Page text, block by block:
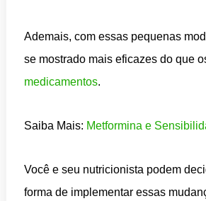
Ademais, com essas pequenas
se mostrado mais eficazes do que
medicamentos.
Saiba Mais: Metformina e
Você e seu nutricionista podem
forma de implementar essas